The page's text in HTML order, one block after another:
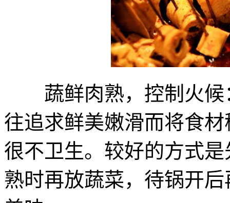
蔬鲜肉熟，控制火候
往追求鲜美嫩滑而将食
很不卫生。较好的方式
熟时再放蔬菜，待锅开